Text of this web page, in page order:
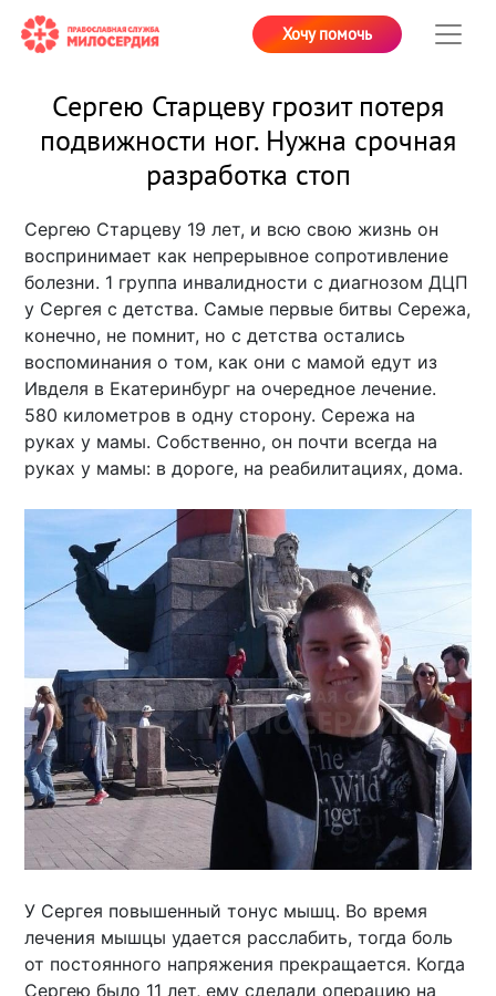
Хочу помочь
Сергею Старцеву грозит потеря
подвижности ног. Нужна срочная
разработка стоп
Сергею Старцеву 19 лет, и всю свою жизнь он
воспринимает как непрерывное сопротивление
болезни. 1 группа инвалидности с диагнозом ДЦП
у Сергея с детства. Самые первые битвы Сережа,
конечно, не помнит, но с детства остались
воспоминания о том, как они с мамой едут из
Ивделя в Екатеринбург на очередное лечение.
580 километров в одну сторону. Сережа на
руках у мамы. Собственно, он почти всегда на
руках у мамы: в дороге, на реабилитациях, дома.
У Сергея повышенный тонус мышц. Во время
лечения мышцы удается расслабить, тогда боль
от постоянного напряжения прекращается. Когда
Сергею было 11 лет, ему сделали операцию на